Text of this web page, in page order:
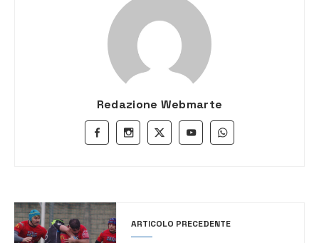
Redazione Webmarte
ARTICOLO PRECEDENTE